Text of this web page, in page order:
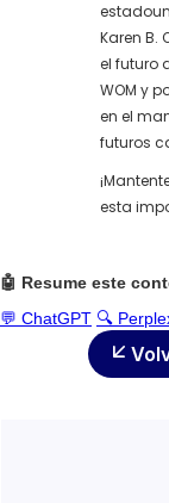
Karen B.
el futuro
WOM y
en el
futuros
esta
🤖 Resume este
💬 ChatGPT 🔍